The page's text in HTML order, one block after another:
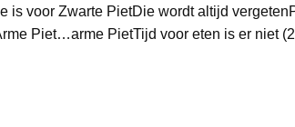
is voor Zwarte PietDie wordt altijd
Piet…arme PietTijd voor eten is er niet